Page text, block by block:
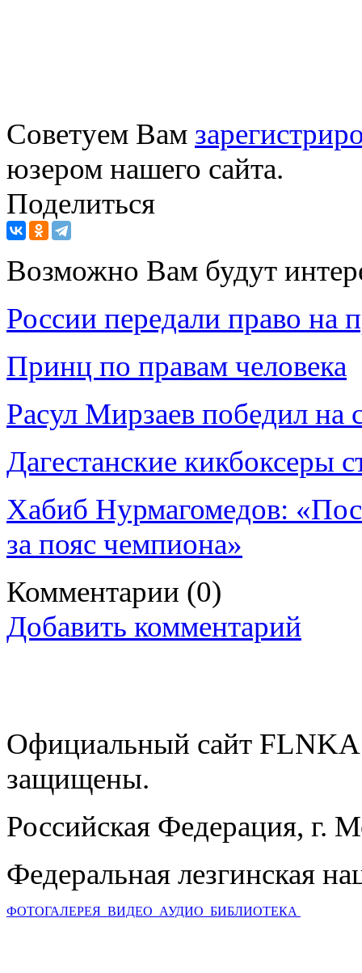
Советуем Вам
юзером нашего сайта.
Поделиться
Возможно Вам будут
России передали право на
Принц по правам человека
Расул Мирзаев победил на
Дагестанские кикбоксеры
Хабиб Нурмагомедов:
за пояс чемпиона»
Комментарии (0)
Добавить комментарий
Официальный сайт
защищены.
Российская Федерация, г.
Федеральная лезгинская
ФОТОГАЛЕРЕЯ ВИДЕО АУДИО БИБЛИОТЕКА